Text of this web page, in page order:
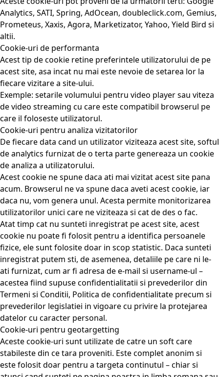
Analytics, SATI, Spring, AdOcean, doubleclick.com, Gemius,
Prometeus, Xaxis, Agora, Marketizator, Yahoo, Yield Bird si
altii.
Cookie-uri de performanta
Acest tip de cookie retine preferintele utilizatorului de pe
acest site, asa incat nu mai este nevoie de setarea lor la
fiecare vizitare a site-ului.
Exemple: setarile volumului pentru video player sau viteza
de video streaming cu care este compatibil browserul pe
care il foloseste utilizatorul.
Cookie-uri pentru analiza vizitatorilor
De fiecare data cand un utilizator viziteaza acest site, softul
de analytics furnizat de o terta parte genereaza un cookie
de analiza a utilizatorului.
Acest cookie ne spune daca ati mai vizitat acest site pana
acum. Browserul ne va spune daca aveti acest cookie, iar
daca nu, vom genera unul. Acesta permite monitorizarea
utilizatorilor unici care ne viziteaza si cat de des o fac.
Atat timp cat nu sunteti inregistrat pe acest site, acest
cookie nu poate fi folosit pentru a identifica persoanele
fizice, ele sunt folosite doar in scop statistic. Daca sunteti
inregistrat putem sti, de asemenea, detaliile pe care ni le-
ati furnizat, cum ar fi adresa de e-mail si username-ul –
acestea fiind supuse confidentialitatii si prevederilor din
Termeni si Conditii, Politica de confidentialitate precum si
prevederilor legislatiei in vigoare cu privire la protejarea
datelor cu caracter personal.
Cookie-uri pentru geotargetting
Aceste cookie-uri sunt utilizate de catre un soft care
stabileste din ce tara proveniti. Este complet anonim si
este folosit doar pentru a targeta continutul – chiar si